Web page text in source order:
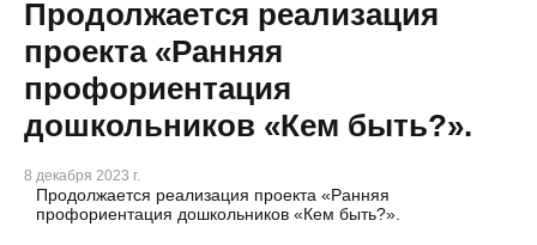
Продолжается реализация
проекта «Ранняя
профориентация
дошкольников «Кем быть?».
8 декабря 2023 г.
Продолжается реализация проекта «Ранняя
профориентация дошкольников «Кем быть?».